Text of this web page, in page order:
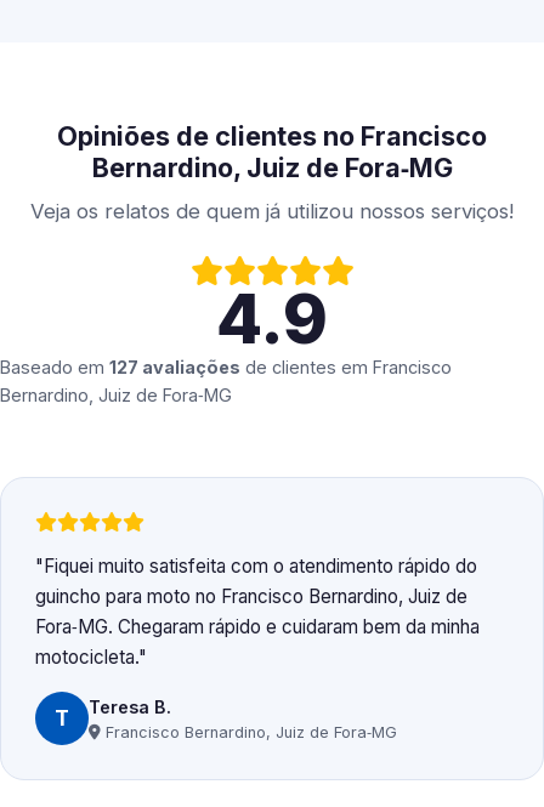
Opiniões de clientes no Francisco
Bernardino, Juiz de Fora‑MG
Veja os relatos de quem já utilizou nossos serviços!
4.9
Baseado em 127 avaliações de clientes em Francisco
Bernardino, Juiz de Fora‑MG
Fiquei muito satisfeita com o atendimento rápido do
guincho para moto no Francisco Bernardino, Juiz de
Fora‑MG. Chegaram rápido e cuidaram bem da minha
motocicleta.
T Teresa B.
Francisco Bernardino, Juiz de Fora‑MG